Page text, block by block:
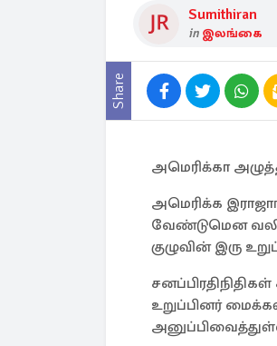
Sumithiran
in இலங்கை
Share
அமெரிக்கா
அமெரிக்க
வேண்டுமென
குழுவின் இரு
உறுப்பினர்